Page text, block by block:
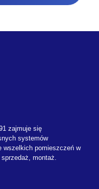
zajmuje się
systemów
wszelkich pomieszczeń w
montaż.